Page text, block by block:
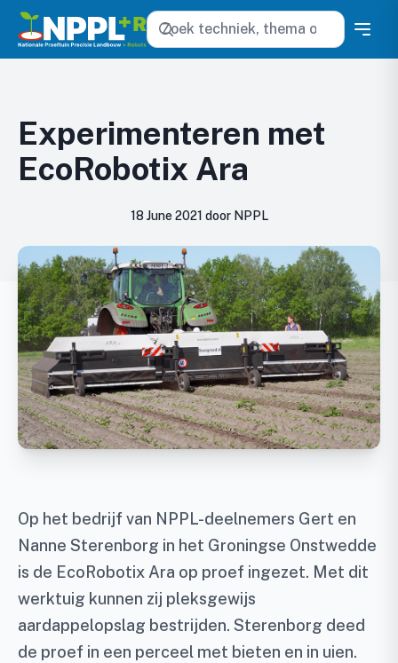
Zoeken
Experimenteren met
EcoRobotix Ara
18 June 2021 door NPPL
Op het bedrijf van NPPL-deelnemers Gert en
Nanne Sterenborg in het Groningse Onstwedde
is de EcoRobotix Ara op proef ingezet. Met dit
werktuig kunnen zij pleksgewijs
aardappelopslag bestrijden. Sterenborg deed
de proef in een perceel met bieten en in uien.